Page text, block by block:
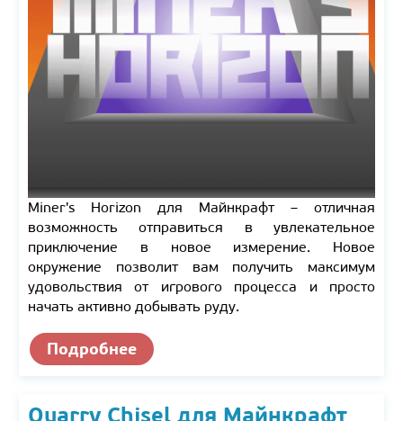
Miner's Horizon для Майнкрафт – отличная
возможность отправиться в увлекательное
приключение в новое измерение. Новое
окружение позволит вам получить максимум
удовольствия от игрового процесса и просто
начать активно добывать руду.
Подробнее
Quarry Chisel для Майнкрафт